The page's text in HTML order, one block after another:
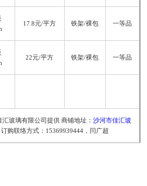
17.8元/平方 铁架/裸包 一等品
22元/平方 铁架/裸包 一等品
玻璃有限公司提供 商铺地址： 沙河市佳汇玻
订购联络方式：15369939444，闫广超